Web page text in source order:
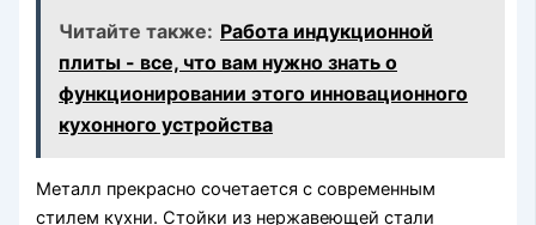
Читайте также: Работа индукционной
плиты - все, что вам нужно знать о
функционировании этого инновационного
кухонного устройства
Металл прекрасно сочетается с современным
стилем кухни. Стойки из нержавеющей стали